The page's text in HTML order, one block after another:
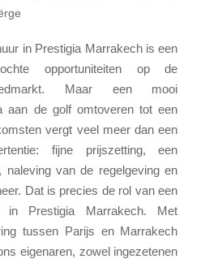
in Prestigia Marrakech is een
opportuniteiten op de
Maar een mooi
aan de golf omtoveren tot een
vergt veel meer dan een
fijne prijszetting, een
naleving van de regelgeving en
Dat is precies de rol van een
in Prestigia Marrakech. Met
tussen Parijs en Marrakech
eigenaren, zowel ingezetenen